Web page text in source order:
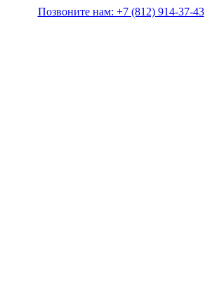
Позвоните нам: +7 (812) 914-37-43